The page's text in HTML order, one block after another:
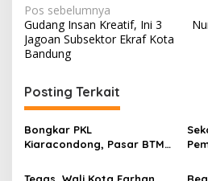
N
a
v
i
g
a
s
i
Pos sebelumnya
Gudang Insan Kreatif, Ini 3
Jagoan Subsektor Ekraf Kota
Bandung
Posting Terkait
Bongkar PKL
Kiaracondong, Pasar BTM
Berkapasitas 800 Kios